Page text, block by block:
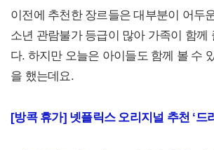
이전에 추천한 장르들은 대부분이 어두
소년 관람불가 등급이 많아 가족이 함께
다. 하지만 오늘은 아이들도 함께 볼 수
을 했는데요.
[방콕 휴가] 넷플릭스 오리지널 추천 ‘드